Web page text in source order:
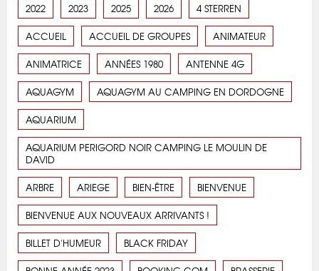
2022 2023 2025 2026 4 STERREN
ACCUEIL ACCUEIL DE GROUPES ANIMATEUR
ANIMATRICE ANNÉES 1980 ANTENNE 4G
AQUAGYM AQUAGYM AU CAMPING EN DORDOGNE
AQUARIUM
AQUARIUM PERIGORD NOIR CAMPING LE MOULIN DE
DAVID
ARBRE ARIEGE BIEN-ÊTRE BIENVENUE
BIENVENUE AUX NOUVEAUX ARRIVANTS !
BILLET D'HUMEUR BLACK FRIDAY